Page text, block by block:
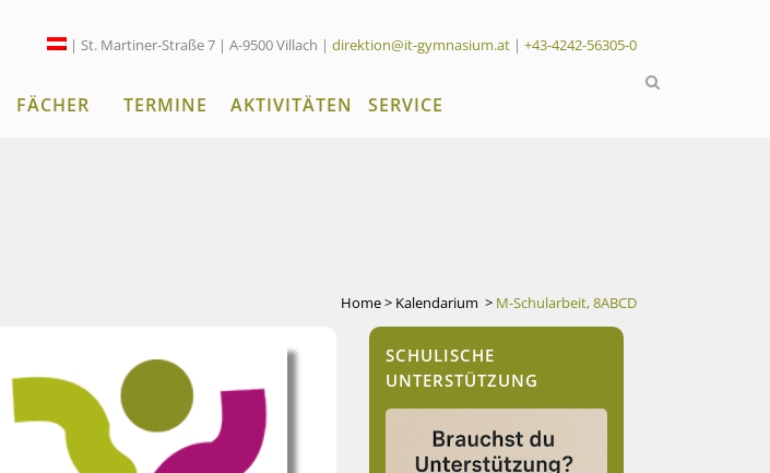
| St. Martiner-Straße 7 | A-9500 Villach | direktion@it-gymnasium.at | +43-4242-56305-0
FÄCHER TERMINE AKTIVITÄTEN SERVICE
Home> Kalendarium > M-Schularbeit, 8ABCD
SCHULISCHE
UNTERSTÜTZUNG